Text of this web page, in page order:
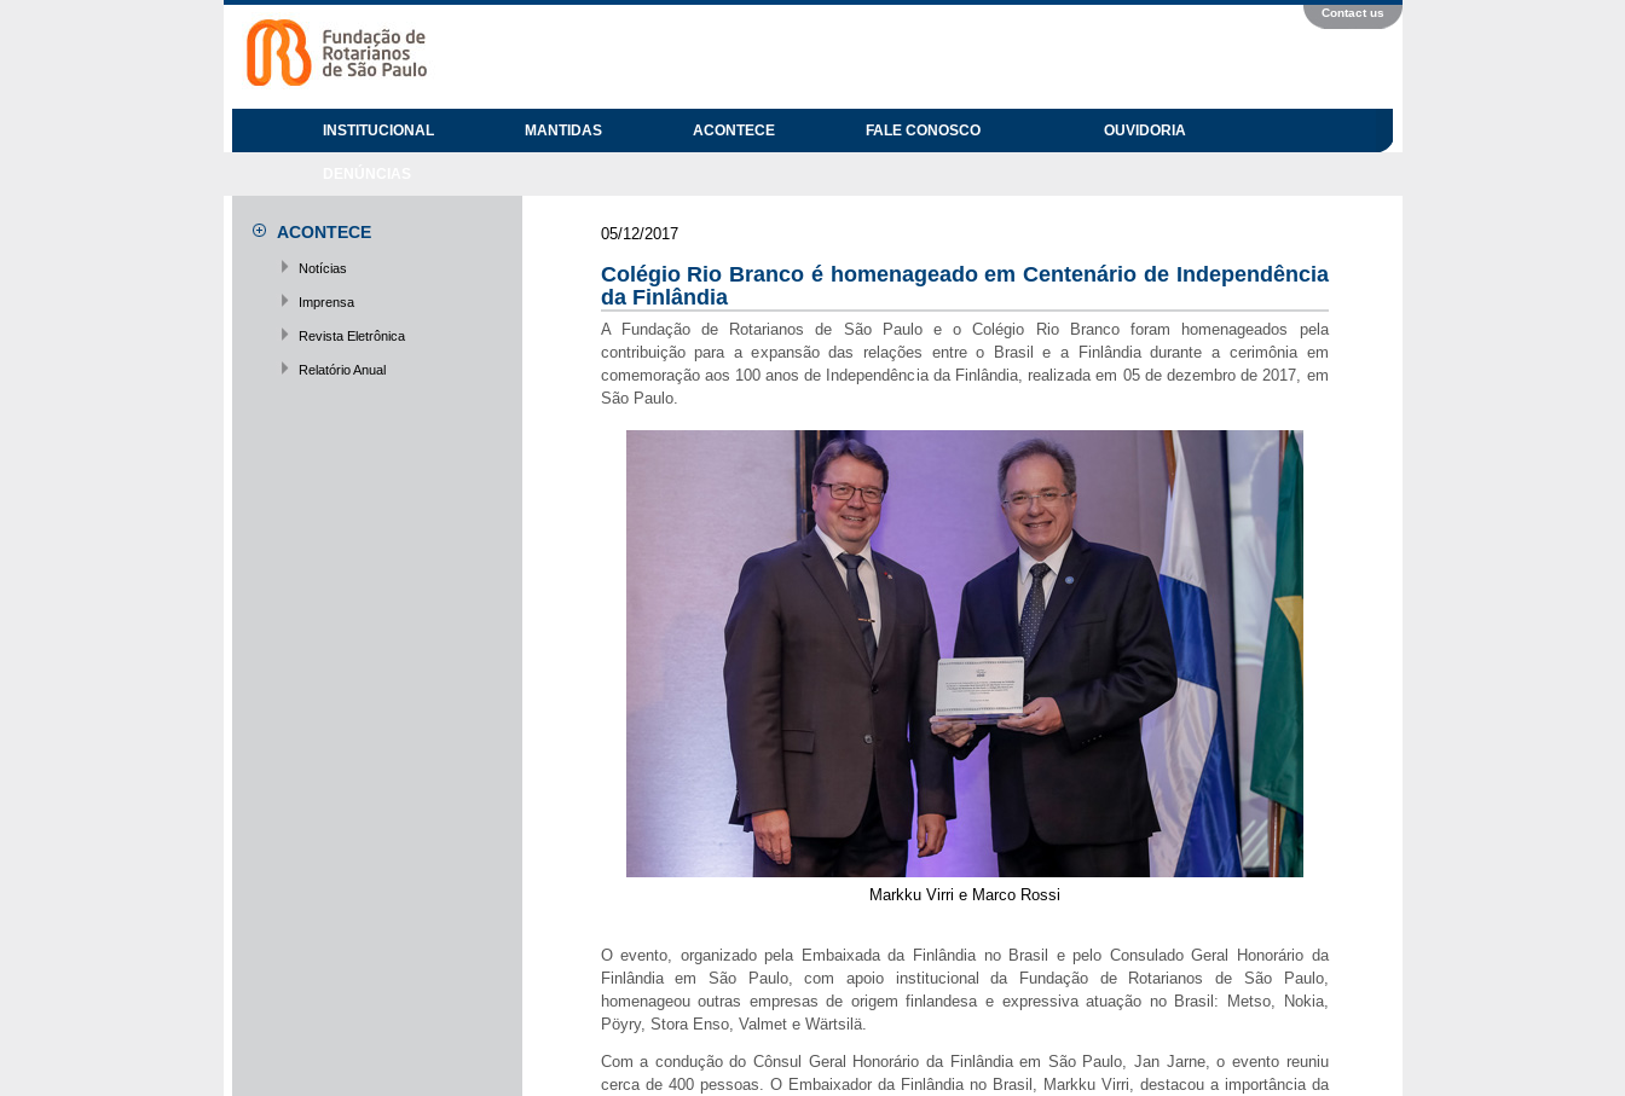
Contact us
INSTITUCIONAL MANTIDAS ACONTECE FALE CONOSCO OUVIDORIA
ACONTECE
Notícias
Imprensa
Revista Eletrônica
Relatório Anual
05/12/2017
Colégio Rio Branco é homenageado em Centenário de Independência
da Finlândia
A Fundação de Rotarianos de São Paulo e o Colégio Rio Branco foram homenageados pela
contribuição para a expansão das relações entre o Brasil e a Finlândia durante a cerimônia em
comemoração aos 100 anos de Independência da Finlândia, realizada em 05 de dezembro de 2017, em
São Paulo.
Markku Virri e Marco Rossi
O evento, organizado pela Embaixada da Finlândia no Brasil e pelo Consulado Geral Honorário da
Finlândia em São Paulo, com apoio institucional da Fundação de Rotarianos de São Paulo,
homenageou outras empresas de origem finlandesa e expressiva atuação no Brasil: Metso, Nokia,
Pöyry, Stora Enso, Valmet e Wärtsilä.
Com a condução do Cônsul Geral Honorário da Finlândia em São Paulo, Jan Jarne, o evento reuniu
cerca de 400 pessoas. O Embaixador da Finlândia no Brasil, Markku Virri, destacou a importância da